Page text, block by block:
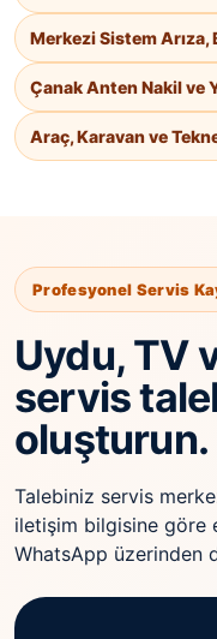
Merkezi Sistem Arıza,
Çanak Anten Nakil ve
Araç, Karavan ve
Profesyonel Servis
Uydu, TV
servis
oluşturun.
Talebiniz servis
iletişim bilgisine göre
WhatsApp üzerinden